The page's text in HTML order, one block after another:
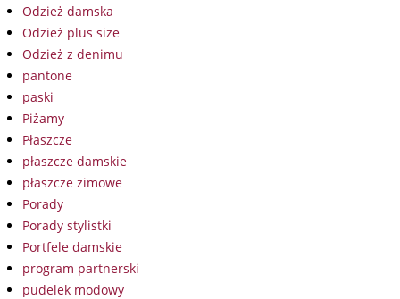
Odzież damska
Odzież plus size
Odzież z denimu
pantone
paski
Piżamy
Płaszcze
płaszcze damskie
płaszcze zimowe
Porady
Porady stylistki
Portfele damskie
program partnerski
pudelek modowy